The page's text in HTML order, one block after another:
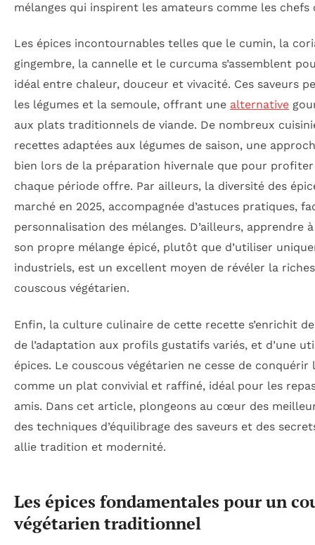
mélanges qui inspirent les amateurs comme les chefs
Les épices incontournables telles que le cumin, la
gingembre, la cannelle et le curcuma s’assemblent
idéal entre chaleur, douceur et vivacité. Ces saveurs
les légumes et la semoule, offrant une alternative
aux plats traditionnels de viande. De nombreux
recettes adaptées aux légumes de saison, une
bien lors de la préparation hivernale que pour
chaque période offre. Par ailleurs, la diversité des
marché en 2025, accompagnée d’astuces pratiques,
personnalisation des mélanges. D’ailleurs, apprendre
son propre mélange épicé, plutôt que d’utiliser
industriels, est un excellent moyen de révéler la
couscous végétarien.
Enfin, la culture culinaire de cette recette s’enrichit
de l’adaptation aux profils gustatifs variés, et d’une
épices. Le couscous végétarien ne cesse de conquérir
comme un plat convivial et raffiné, idéal pour les
amis. Dans cet article, plongeons au cœur des
des techniques d’équilibrage des saveurs et des
allie tradition et modernité.
Les épices fondamentales pour un
végétarien traditionnel